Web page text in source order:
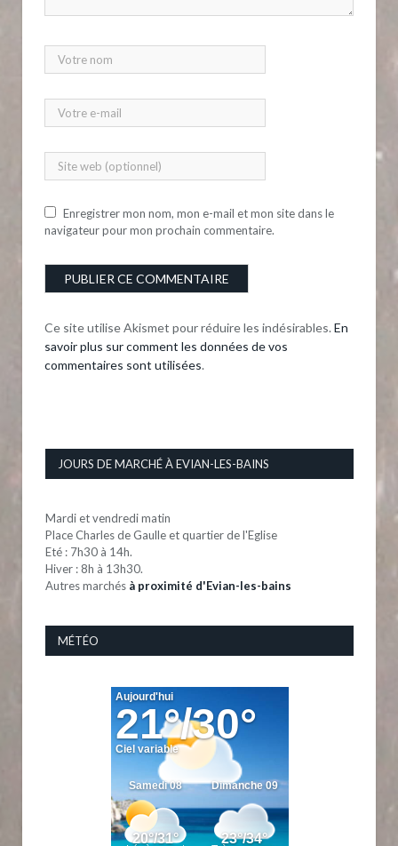
Enregistrer mon nom, mon e-mail et mon site dans le
navigateur pour mon prochain commentaire.
Ce site utilise Akismet pour réduire les indésirables. En
savoir plus sur comment les données de vos
commentaires sont utilisées.
JOURS DE MARCHÉ À EVIAN-LES-BAINS
Mardi et vendredi matin
Place Charles de Gaulle et quartier de l'Eglise
Eté : 7h30 à 14h.
Hiver : 8h à 13h30.
Autres marchés à proximité d'Evian-les-bains
MÉTÉO